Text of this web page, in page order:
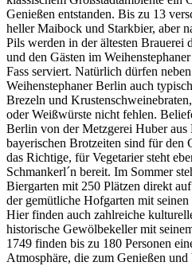
Genießen entstanden. Bis zu 13
heller Maibock und Starkbier, aber
Pils werden in der ältesten Brauerei
und den Gästen im
Fass serviert. Natürlich dürfen
Weihenstephaner Berlin auch
Brezeln und
oder Weißwürste nicht fehlen.
Berlin von der Metzgerei Huber
bayerischen Brotzeiten sind für den
das Richtige, für Vegetarier steht
Schmankerl´n bereit. Im Sommer
Biergarten mit 250 Plätzen direkt
der gemütliche Hofgarten mit
Hier finden auch zahlreiche
historische Gewölbekeller mit
1749 finden bis zu 180 Personen
Atmosphäre, die zum Genießen